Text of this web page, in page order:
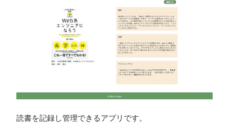
読書を記録し管理できるアプリです。